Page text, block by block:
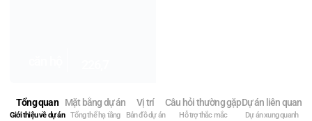
Tổng quan
Giới thiệu về dự án
Mặt bằng dự án
Tổng thể hạ tầng
Vị trí
Bản đồ dự án
Câu hỏi thường gặp
Hỗ trợ thắc mắc
Dự án liên quan
Dự án xung quanh